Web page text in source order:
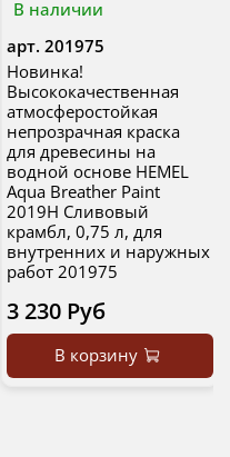
В наличии
арт. 201975
Новинка!
Высококачественная
атмосферостойкая
непрозрачная краска
для древесины на
водной основе HEMEL
Aqua Breather Paint
2019H Сливовый
крамбл, 0,75 л, для
внутренних и наружных
работ 201975
3 230 Руб
В корзину